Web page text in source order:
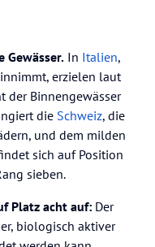
Gewässer. In Italien,
erzielen laut
der Binnengewässer
die Schweiz, die
und dem milden
sich auf Position
sieben.
Platz acht auf: Der
biologisch aktiver